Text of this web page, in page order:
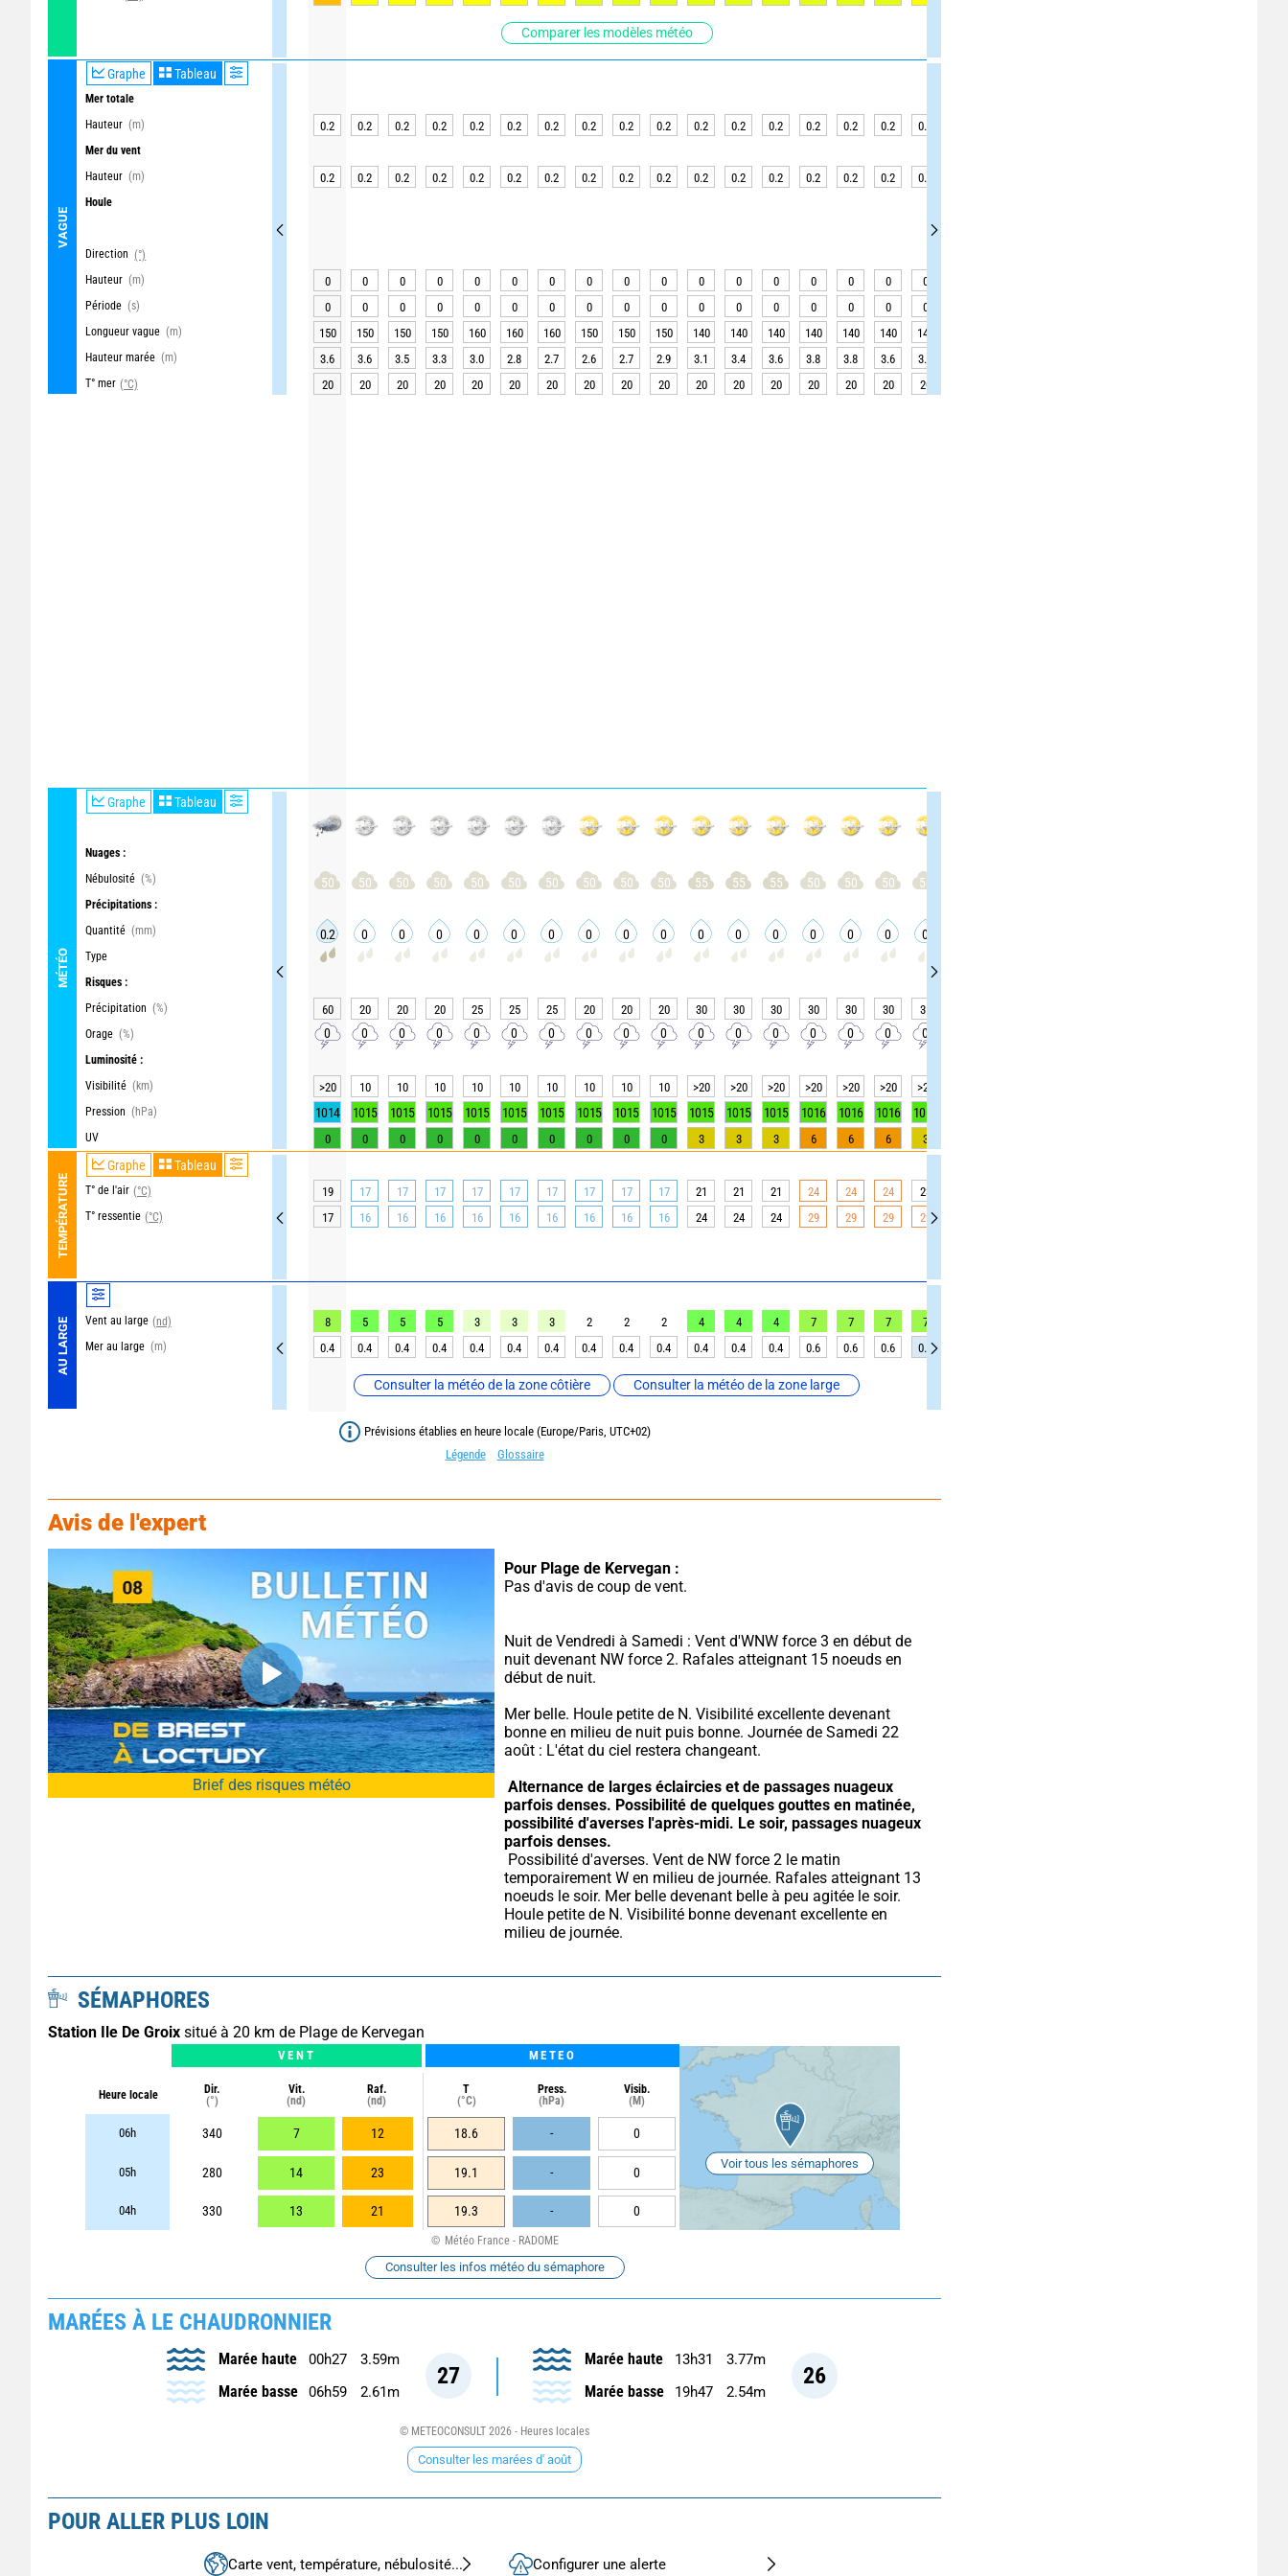
Comparer les modèles météo
VAGUE
Graphe Tableau
Mer totale
Hauteur (m)
Mer du vent
Hauteur (m)
Houle
Direction (°)
Hauteur (m)
Période (s)
Longueur vague (m)
Hauteur marée (m)
T° mer (°C)
MÉTÉO
Graphe Tableau
Nuages :
Nébulosité (%)
Précipitations :
Quantité (mm)
Type
Risques :
Précipitation (%)
Orage (%)
Luminosité :
Visibilité (km)
Pression (hPa)
UV
TEMPÉRATURE
Graphe Tableau
T° de l'air (°C)
T° ressentie (°C)
AU LARGE Vent au large (nd)
Mer au large (m)
Consulter la météo de la zone côtière Consulter la météo de la zone large
0.2 0.2 0.2 0.2 0.2 0.2 0.2 0.2 0.2 0.2 0.2 0.2 0.2 0.2 0.2 0.2 0.2
0.2 0.2 0.2 0.2 0.2 0.2 0.2 0.2 0.2 0.2 0.2 0.2 0.2 0.2 0.2 0.2 0.2
0 0 0 0 0 0 0 0 0 0 0 0 0 0 0 0 0
0
0 0 0 0 0 0 0 0 0 0 0 0 0 0 0 0
150
150 150 150 160 160 160 150 150 150 140 140 140 140 140 140 140
3.6
3.6 3.5 3.3 3.0 2.8 2.7 2.6 2.7 2.9 3.1 3.4 3.6 3.8 3.8 3.6 3.4
20
20 20 20 20 20 20 20 20 20 20 20 20 20 20 20 20
50 50 50 50 50 50 50 50 50 50 55 55 55 50 50 50 50
0.2 0 0 0 0 0 0 0 0 0 0 0 0 0 0 0 0
60 20 20 20 25 25 25 20 20 20 30 30 30 30 30 30 35
0 0 0 0 0 0 0 0 0 0 0 0 0 0 0 0 0
>20 10 10 10 10 10 10 10 10 10 >20 >20 >20 >20 >20 >20 >20
1014 1015 1015 1015 1015 1015 1015 1015 1015 1015 1015 1015 1015 1016 1016 1016 1016
0 0 0 0 0 0 0 0 0 0 3 3 3 6 6 6 3
19 17 17 17 17 17 17 17 17 17 21 21 21 24 24 24 23
17
16 16 16 16 16 16 16 16 16 24 24 24 29 29 29 29
8 5 5 5 3 3 3 2 2 2 4 4 4 7 7 7 7
0.4
0.4 0.4 0.4 0.4 0.4 0.4 0.4 0.4 0.4 0.4 0.4 0.4 0.6 0.6 0.6 0.7
Prévisions établies en heure locale (Europe/Paris, UTC+02)
Légende
Glossaire
Avis de l'expert
Brief des risques météo
Pour Plage de Kervegan :
Pas d'avis de coup de vent.
Nuit de Vendredi à Samedi : Vent d'WNW force 3 en début de
nuit devenant NW force 2. Rafales atteignant 15 noeuds en
début de nuit.
Mer belle. Houle petite de N. Visibilité excellente devenant
bonne en milieu de nuit puis bonne. Journée de Samedi 22
août : L'état du ciel restera changeant.
Alternance de larges éclaircies et de passages nuageux
parfois denses. Possibilité de quelques gouttes en matinée,
possibilité d'averses l'après-midi. Le soir, passages nuageux
parfois denses.
temporairement W en milieu de journée. Rafales atteignant 13
noeuds le soir. Mer belle devenant belle à peu agitée le soir.
Houle petite de N. Visibilité bonne devenant excellente en
milieu de journée.
SÉMAPHORES
Station Ile De Groix situé à 20 km de Plage de Kervegan
VENT METEO
Heure locale
Dir.
(°)
Vit.
(nd)
Raf.
(nd)
T
(°C)
Press.
(hPa)
Visib.
(M)
06h 340 7 12 18.6 - 0
05h 280 14 23 19.1 - 0
04h 330 13 21 19.3 - 0
Voir tous les sémaphores
Météo France - RADOME
Consulter les infos météo du sémaphore
MARÉES À LE CHAUDRONNIER
27
Marée haute 00h27 3.59m
Marée basse 06h59 2.61m
26
Marée haute 13h31 3.77m
Marée basse 19h47 2.54m
© METEOCONSULT 2026 - Heures locales
Consulter les marées d' août
POUR ALLER PLUS LOIN
Carte vent, température, nébulosité... Configurer une alerte